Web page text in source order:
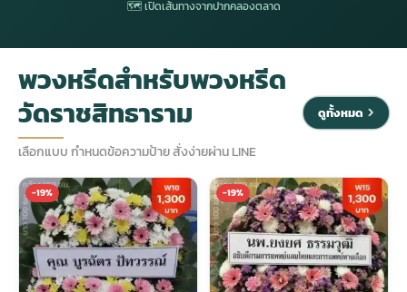
ดอกไม้งานศพ กรุงเทพ
ดอกไม้งานศพ ปากคลองตลาด
ร้านดอกไม้งานศพ ใกล้ฉัน
ดอกไม้งานศพ ราคาถูก
จัดดอกไม้งานศพ ราคา
พวงหรีดดอกไม้สด ราคาถูก
สั่งพวงหรีด ออนไลน์
ส่งพวงหรีด ด่วน กรุงเทพ
ร้านพวงหรีด กรุงเทพ ส่งฟรี
พวงหรีด ปากคลองตลาด ราคา
มรุ ออนไลน์
มรุ ส่งด่วน
น้าเมรุ กรุงเทพ
🗺 เปิดเส้นทางจากปากคลองตลาด
พวงหรีดสำหรับพวงหรีด
วัดราชสิทธาราม
เลือกแบบ กำหนดข้อความป้าย สั่งง่ายผ่าน LINE
ดูทั้งหมด
-19% -19%